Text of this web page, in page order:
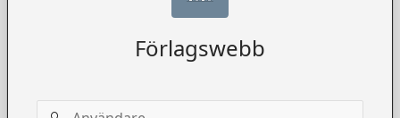
Förlagswebb
Användarnamn